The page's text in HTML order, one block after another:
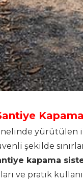
yürütülen
şekilde
kapama
ve pratik